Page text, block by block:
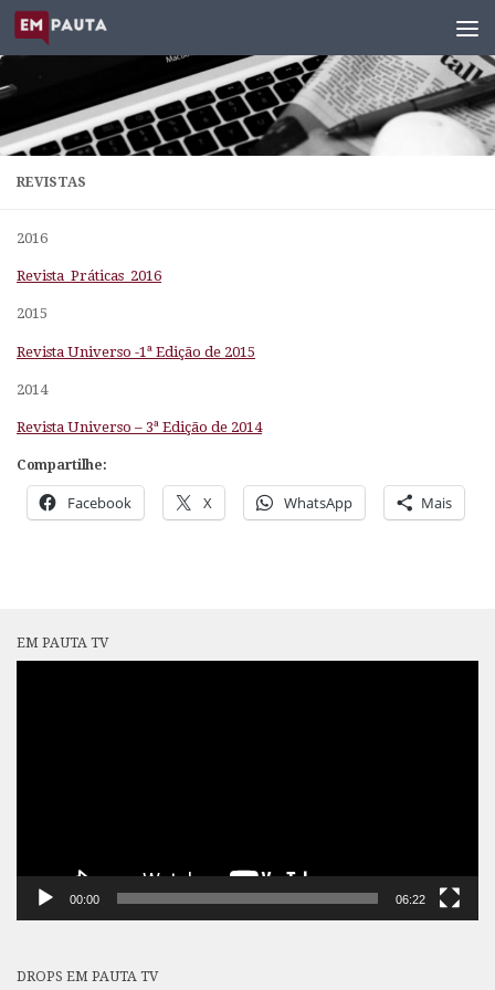
Skip to content
REVISTAS
2016
Revista_Práticas_2016
2015
Revista Universo -1ª Edição de 2015
2014
Revista Universo – 3ª Edição de 2014
Compartilhe:
Facebook X WhatsApp Mais
EM PAUTA TV
00:00 06:22
DROPS EM PAUTA TV